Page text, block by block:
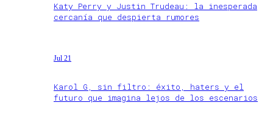
Katy Perry y Justin Trudeau: la inesperada
cercanía que despierta rumores
Jul 21
Karol G, sin filtro: éxito, haters y el
futuro que imagina lejos de los escenarios